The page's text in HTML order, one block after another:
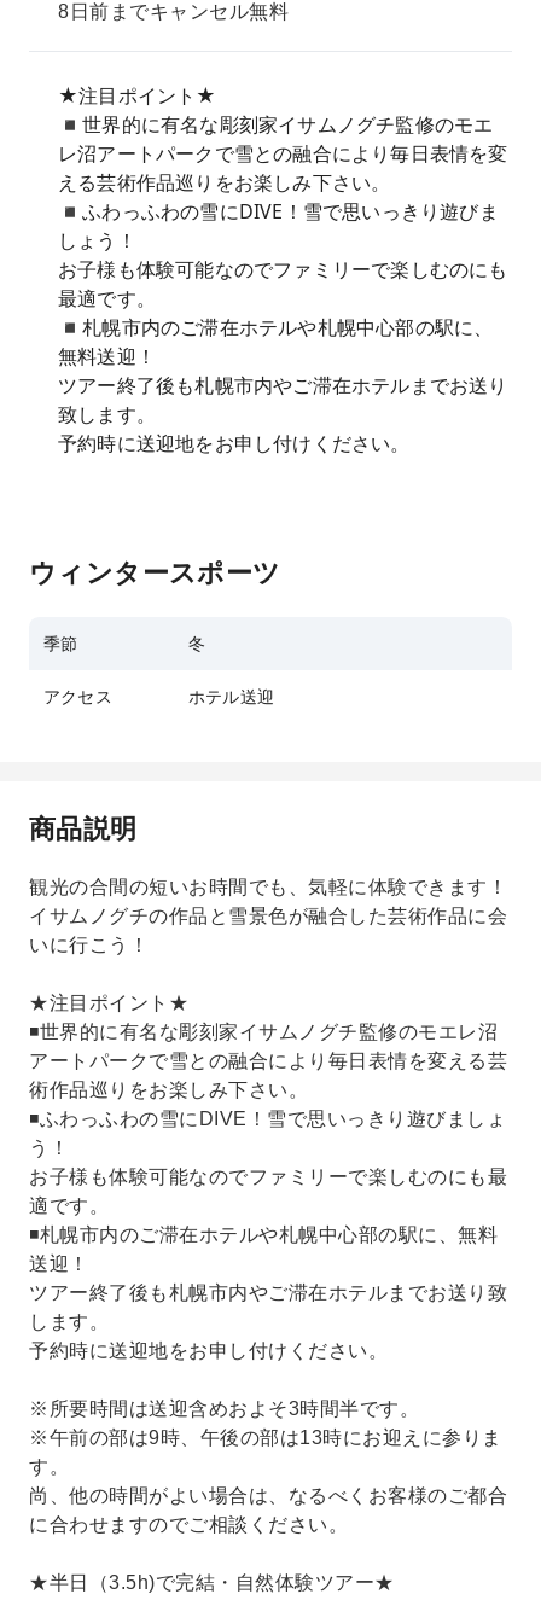
8日前までキャンセル無料
★注目ポイント★
◾️世界的に有名な彫刻家イサムノグチ監修のモエ
レ沼アートパークで雪との融合により毎日表情を変
える芸術作品巡りをお楽しみ下さい。
◾️ふわっふわの雪にDIVE！雪で思いっきり遊びま
しょう！
お子様も体験可能なのでファミリーで楽しむのにも
最適です。
◾️札幌市内のご滞在ホテルや札幌中心部の駅に、
無料送迎！
ツアー終了後も札幌市内やご滞在ホテルまでお送り
致します。
予約時に送迎地をお申し付けください。
ウィンタースポーツ
季節 冬
アクセス ホテル送迎
商品説明
観光の合間の短いお時間でも、気軽に体験できます！
イサムノグチの作品と雪景色が融合した芸術作品に会
いに行こう！
★注目ポイント★
◾️世界的に有名な彫刻家イサムノグチ監修のモエレ沼
アートパークで雪との融合により毎日表情を変える芸
術作品巡りをお楽しみ下さい。
◾️ふわっふわの雪にDIVE！雪で思いっきり遊びましょ
う！
お子様も体験可能なのでファミリーで楽しむのにも最
適です。
◾️札幌市内のご滞在ホテルや札幌中心部の駅に、無料
送迎！
ツアー終了後も札幌市内やご滞在ホテルまでお送り致
します。
予約時に送迎地をお申し付けください。
※所要時間は送迎含めおよそ3時間半です。
※午前の部は9時、午後の部は13時にお迎えに参りま
す。
尚、他の時間がよい場合は、なるべくお客様のご都合
に合わせますのでご相談ください。
★半日（3.5h)で完結・自然体験ツアー★